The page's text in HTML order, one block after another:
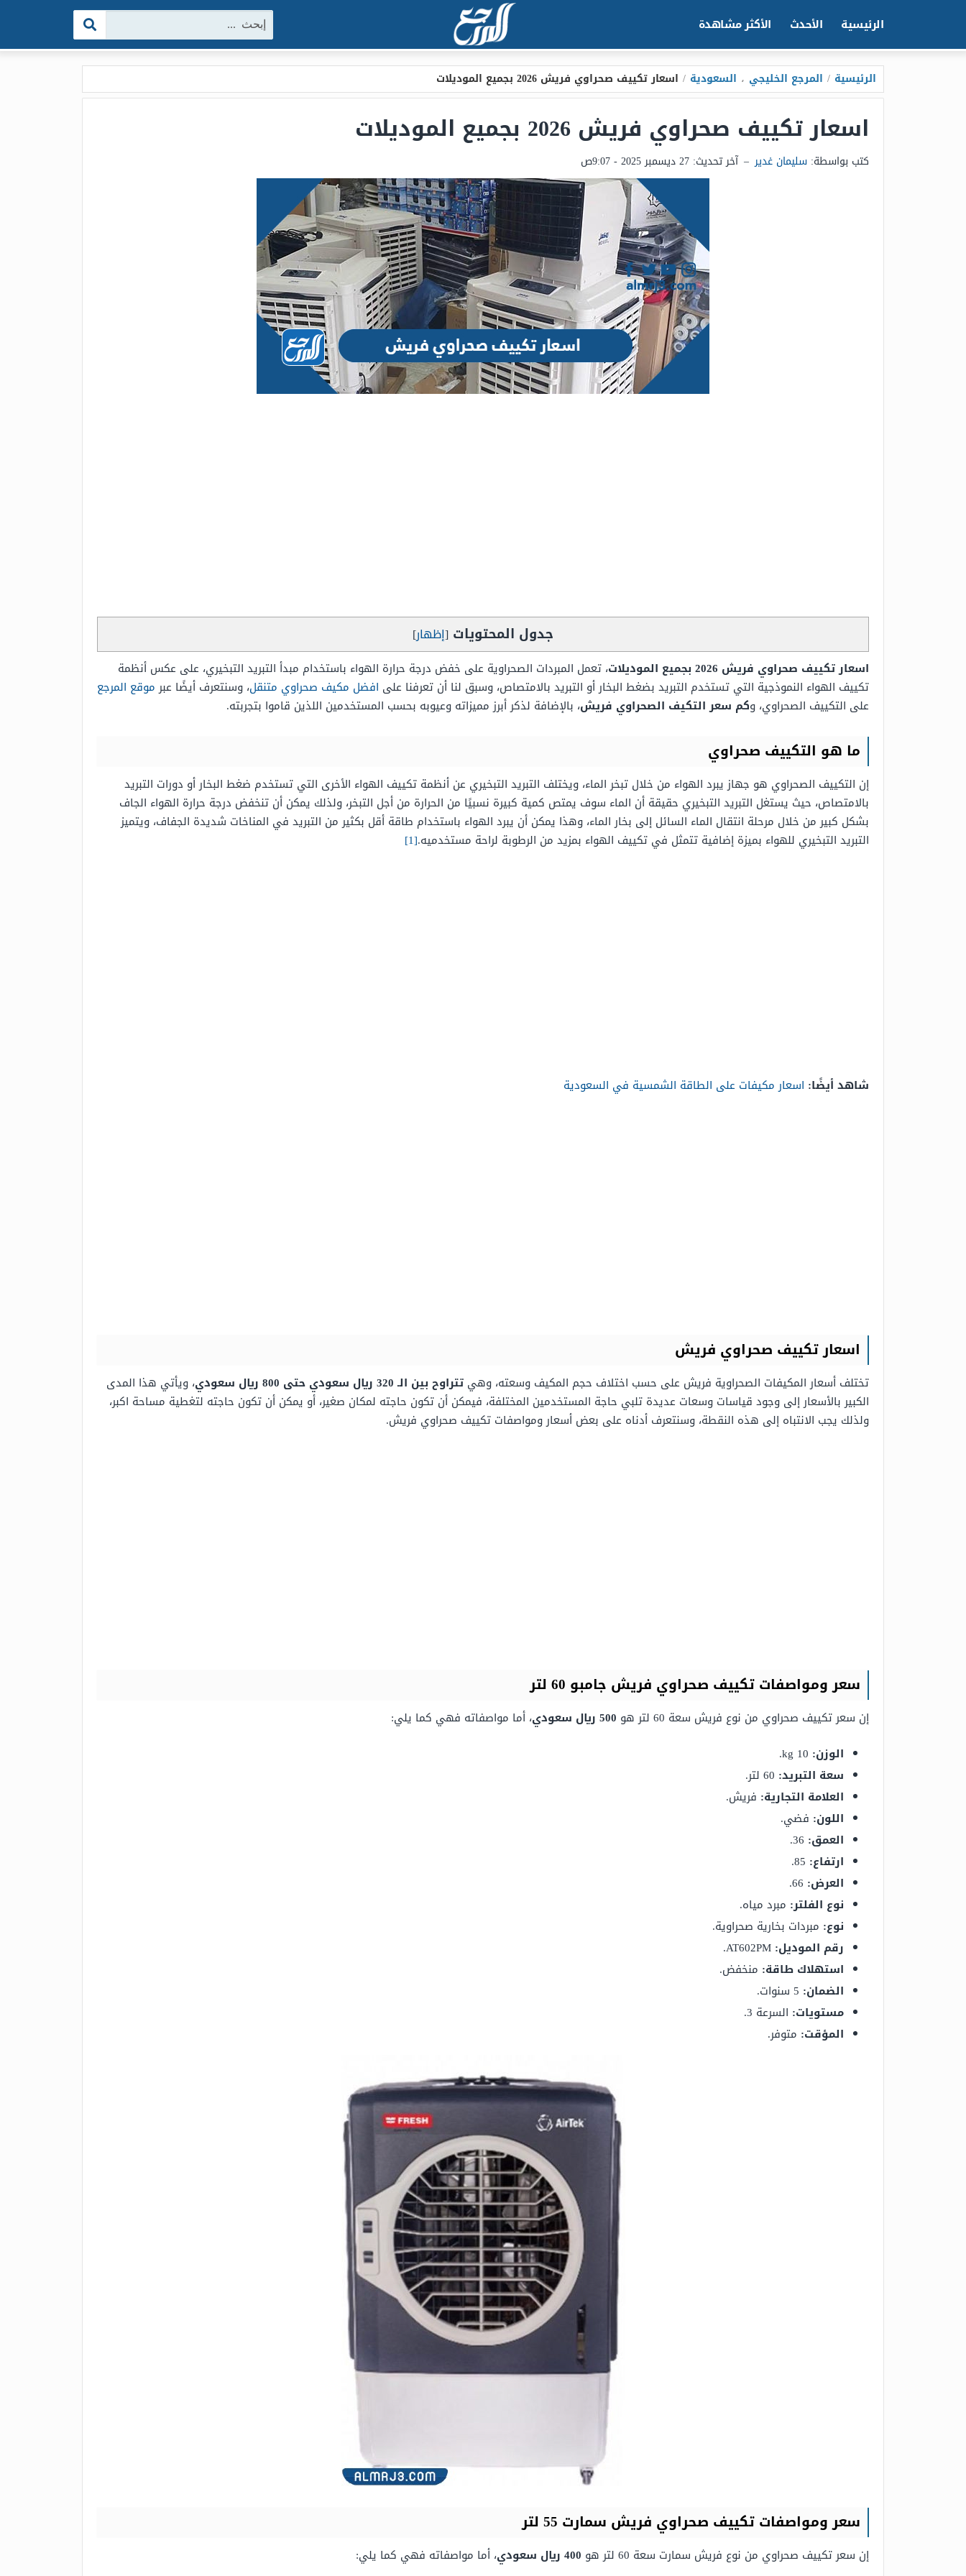
الرئيسية الأحدث الأكثر مشاهدة البحث:
الرئيسية / المرجع الخليجي ، السعودية / اسعار تكييف صحراوي فريش 2026 بجميع الموديلات
اسعار تكييف صحراوي فريش 2026 بجميع الموديلات
كتب بواسطة: سليمان غدير – آخر تحديث: 27 ديسمبر 2025 - 9:07ص
جدول المحتويات [إظهار]
اسعار تكييف صحراوي فريش 2026 بجميع الموديلات
، تعمل المبردات الصحراوية على خفض درجة حرارة الهواء باستخدام مبدأ التبريد التبخيري، على عكس أنظمة
تكييف الهواء النموذجية التي تستخدم التبريد بضغط البخار أو التبريد بالامتصاص، وسبق لنا أن تعرفنا على افضل مكيف صحراوي متنقل، وسنتعرف أيضًا عبرموقع المرجع
على التكييف الصحراوي، وكم سعر التكيف الصحراوي فريش، بالإضافة لذكر أبرز مميزاته وعيوبه بحسب المستخدمين اللذين قاموا بتجربته.
ما هو التكييف صحراوي
إن التكييف الصحراوي هو جهاز يبرد الهواء من خلال تبخر الماء، ويختلف التبريد التبخيري عن أنظمة تكييف الهواء الأخرى التي تستخدم ضغط البخار أو دورات التبريد
بالامتصاص، حيث يستغل التبريد التبخيري حقيقة أن الماء سوف يمتص كمية كبيرة نسبيًا من الحرارة من أجل التبخر، ولذلك يمكن أن تنخفض درجة حرارة الهواء الجاف
بشكل كبير من خلال مرحلة انتقال الماء السائل إلى بخار الماء، وهذا يمكن أن يبرد الهواء باستخدام طاقة أقل بكثير من التبريد في المناخات شديدة الجفاف، ويتميز
التبريد التبخيري للهواء بميزة إضافية تتمثل في تكييف الهواء بمزيد من الرطوبة لراحة مستخدميه.[1]
شاهد أيضًا: اسعار مكيفات على الطاقة الشمسية في السعودية
اسعار تكييف صحراوي فريش
تختلف أسعار المكيفات الصحراوية فريش على حسب اختلاف حجم المكيف وسعته، وهي تتراوح بين الـ 320 ريال سعودي حتى 800 ريال سعودي
، ويأتي هذا المدى
الكبير بالأسعار إلى وجود قياسات وسعات عديدة تلبي حاجة المستخدمين المختلفة، فيمكن أن تكون حاجته لمكان صغير، أو يمكن أن تكون حاجته لتغطية مساحة اكبر،
ولذلك يجب الانتباه إلى هذه النقطة، وسنتعرف أدناه على بعض أسعار ومواصفات تكييف صحراوي فريش.
سعر ومواصفات تكييف صحراوي فريش جامبو 60 لتر
إن سعر تكييف صحراوي من نوع فريش سعة 60 لتر هو 500 ريال سعودي
، أما مواصفاته فهي كما يلي:
الوزن:
سعة التبريد:
العلامة التجارية: فريش.
اللون: فضي.
العمق:
ارتفاع:
العرض:
نوع الفلتر: مبرد مياه.
نوع: مبردات بخارية صحراوية.
رقم الموديل:
استهلاك طاقة: منخفض.
الضمان:
مستويات: السرعة 3.
المؤقت: متوفر.
سعر ومواصفات تكييف صحراوي فريش سمارت 55 لتر
إن سعر تكييف صحراوي من نوع فريش سمارت سعة 60 لتر هو 400 ريال سعودي ، أما مواصفاته فهي كما يلي: